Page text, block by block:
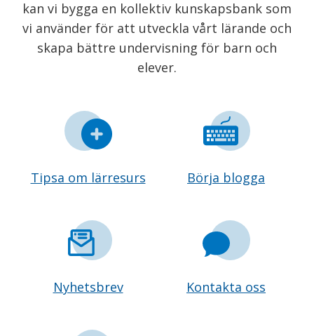
kan vi bygga en kollektiv kunskapsbank som
vi använder för att utveckla vårt lärande och
skapa bättre undervisning för barn och
elever.
Tipsa om lärresurs Börja blogga
Nyhetsbrev Kontakta oss